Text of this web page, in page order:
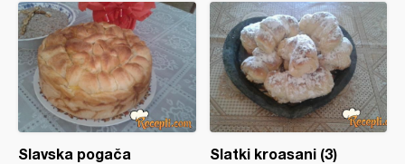
Slavska pogača Slatki kroasani (3)